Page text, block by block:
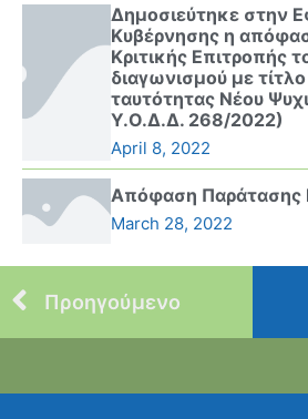
Δημοσιεύτηκε στην
Κυβέρνησης η
Κριτικής Επιτροπής
διαγωνισμού με
ταυτότητας Νέου
Υ.Ο.Δ.Δ. 268/2022)
April 8, 2022
Απόφαση
March 28, 2022
Προηγούμενο